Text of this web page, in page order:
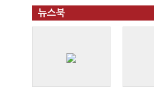
뉴스북